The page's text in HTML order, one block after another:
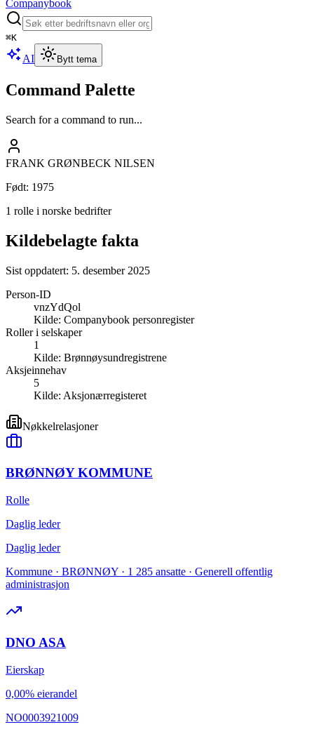
Companybook
⌘K
AI Bytt tema
Command Palette
Search for a command to run...
FRANK GRØNBECK NILSEN
Født: 1975
1 rolle i norske bedrifter
Kildebelagte fakta
Sist oppdatert: 5. desember 2025
Person-ID
vnzYdQol
Kilde: Companybook personregister
Roller i selskaper
1
Kilde: Brønnøysundregistrene
Aksjeinnehav
5
Kilde: Aksjonærregisteret
Nøkkelrelasjoner
BRØNNØY KOMMUNE
Rolle
Daglig leder
Daglig leder
Kommune · BRØNNØY · 1 285 ansatte · Generell offentlig
administrasjon
DNO ASA
Eierskap
0,00% eierandel
NO0003921009